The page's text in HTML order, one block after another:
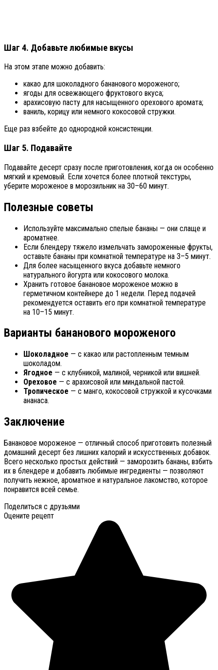
Шаг 4. Добавьте любимые вкусы
На этом этапе можно добавить:
какао для шоколадного бананового мороженого;
ягоды для освежающего фруктового вкуса;
арахисовую пасту для насыщенного орехового аромата;
ваниль, корицу или немного кокосовой стружки.
Еще раз взбейте до однородной консистенции.
Шаг 5. Подавайте
Подавайте десерт сразу после приготовления, когда он особенно
мягкий и кремовый. Если хочется более плотной текстуры,
уберите мороженое в морозильник на 30–60 минут.
Полезные советы
Используйте максимально спелые бананы — они слаще и
ароматнее.
Если блендеру тяжело измельчать замороженные фрукты,
оставьте бананы при комнатной температуре на 3–5 минут.
Для более насыщенного вкуса добавьте немного
натурального йогурта или кокосового молока.
Хранить готовое банановое мороженое можно в
герметичном контейнере до 1 недели. Перед подачей
рекомендуется оставить его при комнатной температуре
на 10–15 минут.
Варианты бананового мороженого
Шоколадное — с какао или растопленным темным
шоколадом.
Ягодное — с клубникой, малиной, черникой или вишней.
Ореховое — с арахисовой или миндальной пастой.
Тропическое — с манго, кокосовой стружкой и кусочками
ананаса.
Заключение
Банановое мороженое — отличный способ приготовить полезный
домашний десерт без лишних калорий и искусственных добавок.
Всего несколько простых действий — заморозить бананы, взбить
их в блендере и добавить любимые ингредиенты — позволяют
получить нежное, ароматное и натуральное лакомство, которое
понравится всей семье.
Поделиться с друзьями
Оцените рецепт